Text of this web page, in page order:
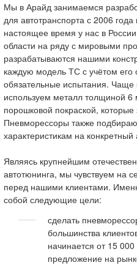
Мы в Арайд занимаемся
для автотранспорта с 2006
настоящее время у нас в
области на ряду с мировыми
разрабатываются нашими
каждую модель ТС с учётом его
обязательные испытания. Чаще
используем металл толщиной
порошковой покраской,
Пневморессоры также
характеристикам на
Являясь крупнейшим
автотюнинга, мы чувствуем на
перед нашими клиентами.
собой следующие цели:
сделать
большинства
начинается от 15
предложение на